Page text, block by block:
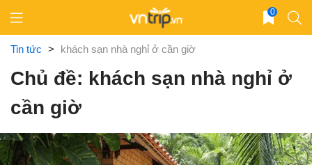
content
0
Tin tức > khách sạn nhà nghỉ ở cần giờ
Chủ đề: khách sạn nhà nghỉ ở
cần giờ